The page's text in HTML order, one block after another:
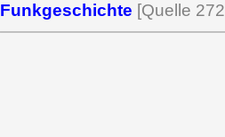
Funkgeschichte [Quelle